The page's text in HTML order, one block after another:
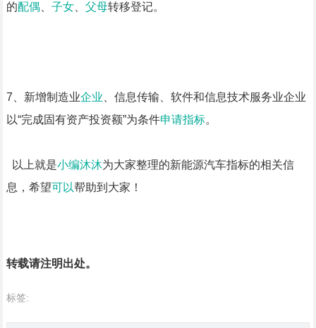
的配偶 子女、 父母转移登记。
7、新增制造业企业 、信息传输、软件和信息技术服务业企业
以“完成固有资产投资额”为条件申请指标。
以上就是小编沐沐为大家整理的新能源汽车指标的相关信
息，希望可以帮助到大家！
转载请注明出处。
标签: